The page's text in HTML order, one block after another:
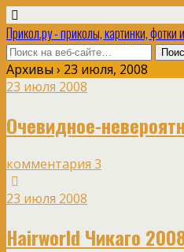
Прикол.ру - приколы, картинки, фотки
Архивы › 23 июля, 2008
23 июля 2008
Очевидное-
комментария 3
23 июля 2008
Hairworld Чикаго